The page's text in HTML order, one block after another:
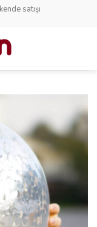
satışı